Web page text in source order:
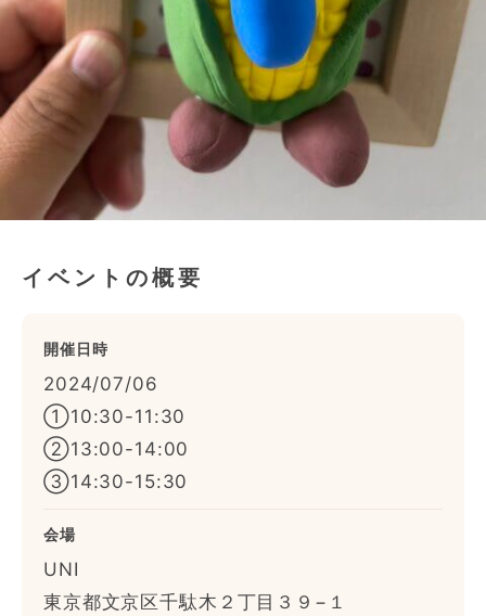
イベントの概要
開催日時
2024/07/06
①10:30-11:30
②13:00-14:00
③14:30-15:30
会場
UNI
東京都文京区千駄木２丁目３９−１